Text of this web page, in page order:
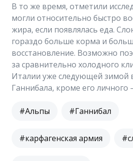
В то же время, отметили
могли относительно быстро
жира, если появлялась еда.
гораздо больше корма и
восстановление. Возможно
за сравнительно холодного
Италии уже следующей зимой
Ганнибала, кроме его личного
#Альпы #Ганнибал
#карфагенская армия